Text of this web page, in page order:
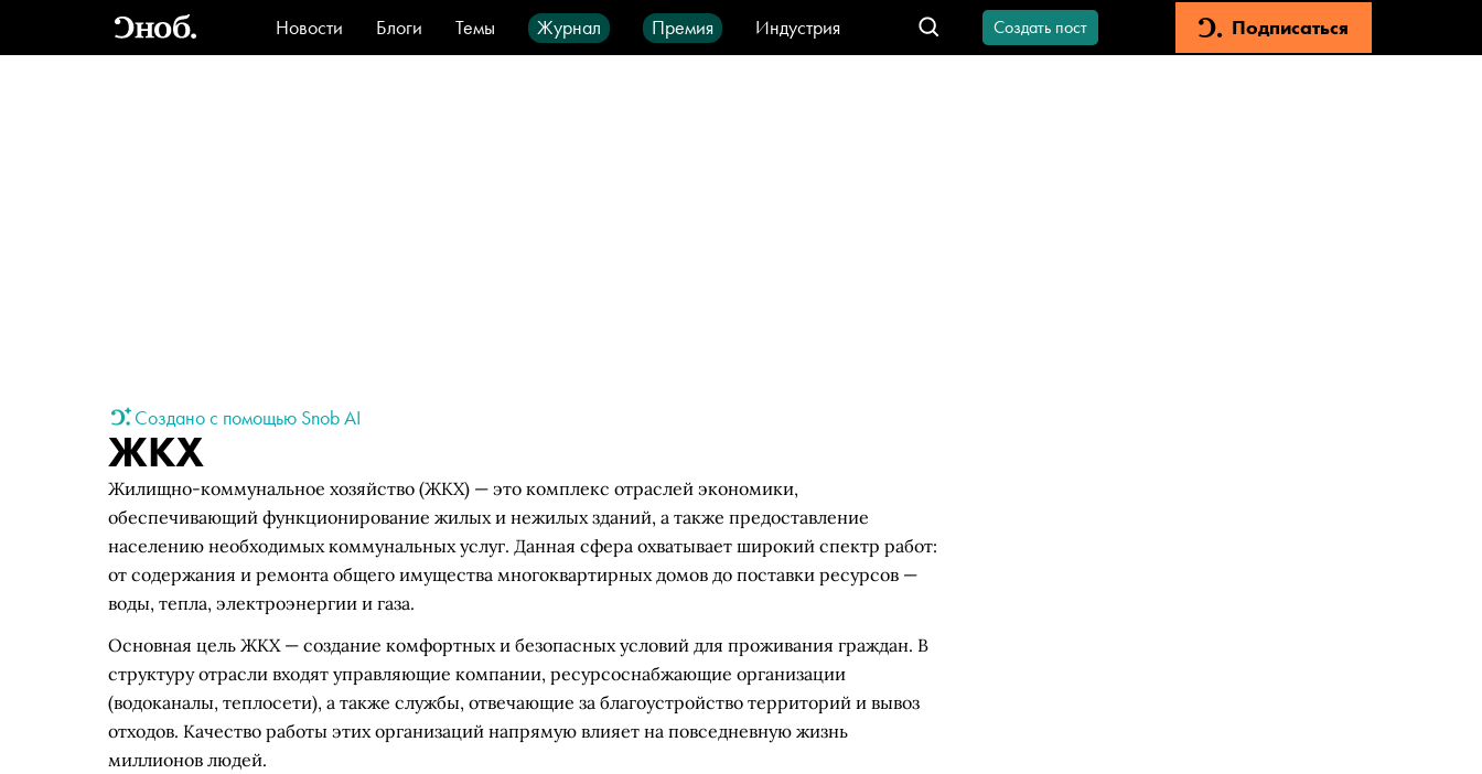
Новости Блоги Темы Журнал Премия
Индустрия
Стиль
Видео Город IT-продукты
Создать пост Подписаться
Создано с помощью Snob AI
ЖКХ
Жилищно-коммунальное хозяйство (ЖКХ) — это комплекс отраслей экономики,
обеспечивающий функционирование жилых и нежилых зданий, а также предоставление
населению необходимых коммунальных услуг. Данная сфера охватывает широкий спектр работ:
от содержания и ремонта общего имущества многоквартирных домов до поставки ресурсов —
воды, тепла, электроэнергии и газа.
Основная цель ЖКХ — создание комфортных и безопасных условий для проживания граждан. В
структуру отрасли входят управляющие компании, ресурсоснабжающие организации
(водоканалы, теплосети), а также службы, отвечающие за благоустройство территорий и вывоз
отходов. Качество работы этих организаций напрямую влияет на повседневную жизнь
миллионов людей.